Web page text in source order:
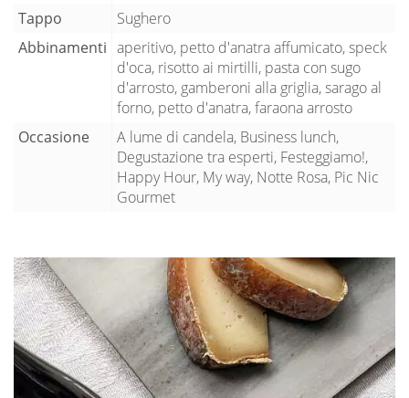
Tappo
Sughero
Abbinamenti aperitivo, petto d'anatra affumicato, speck
d'oca, risotto ai mirtilli, pasta con sugo
d'arrosto, gamberoni alla griglia, sarago al
forno, petto d'anatra, faraona arrosto
Occasione
A lume di candela, Business lunch,
Degustazione tra esperti, Festeggiamo!,
Happy Hour, My way, Notte Rosa, Pic Nic
Gourmet